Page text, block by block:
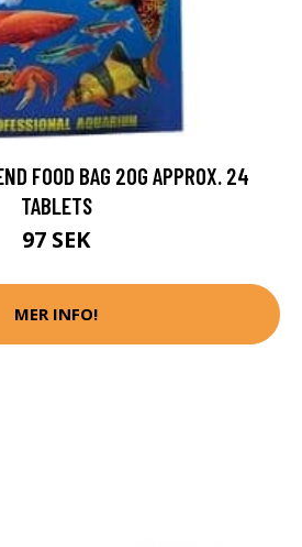
FOOD BAG 20G APPROX. 24
TABLETS
97 SEK
MER INFO!